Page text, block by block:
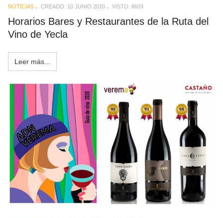
NOTICIAS CREADO: 10 JUNIO 2020 VISTO: 8603
Horarios Bares y Restaurantes de la Ruta del
Vino de Yecla
Leer más...